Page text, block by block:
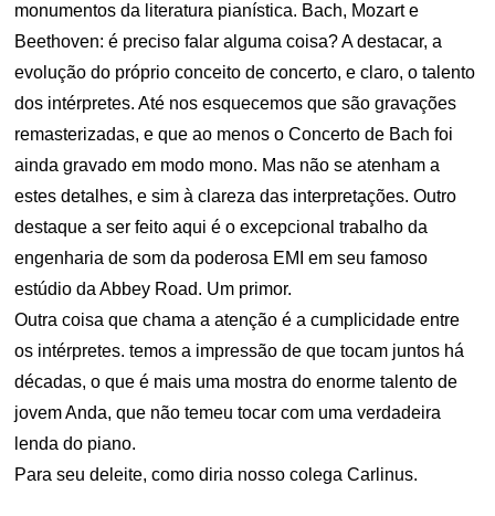
monumentos da literatura pianística. Bach, Mozart e
Beethoven: é preciso falar alguma coisa? A destacar, a
evolução do próprio conceito de concerto, e claro, o talento
dos intérpretes. Até nos esquecemos que são gravações
remasterizadas, e que ao menos o Concerto de Bach foi
ainda gravado em modo mono. Mas não se atenham a
estes detalhes, e sim à clareza das interpretações. Outro
destaque a ser feito aqui é o excepcional trabalho da
engenharia de som da poderosa EMI em seu famoso
estúdio da Abbey Road. Um primor.
Outra coisa que chama a atenção é a cumplicidade entre
os intérpretes. temos a impressão de que tocam juntos há
décadas, o que é mais uma mostra do enorme talento de
jovem Anda, que não temeu tocar com uma verdadeira
lenda do piano.
Para seu deleite, como diria nosso colega Carlinus.